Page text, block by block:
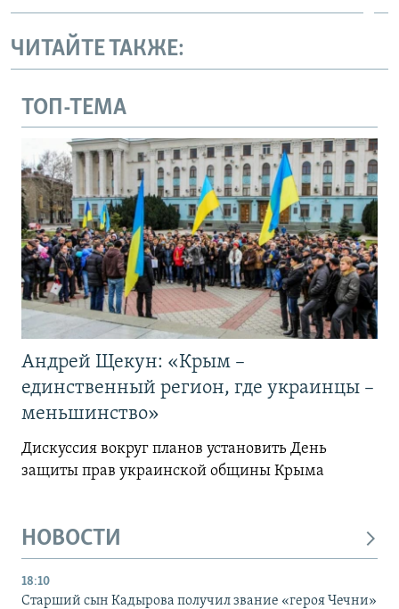
ЧИТАЙТЕ ТАКЖЕ:
ТОП-ТЕМА
Андрей Щекун: «Крым –
единственный регион, где украинцы –
меньшинство»
Дискуссия вокруг планов установить День
защиты прав украинской общины Крыма
НОВОСТИ
18:10
Старший сын Кадырова получил звание «героя Чечни»